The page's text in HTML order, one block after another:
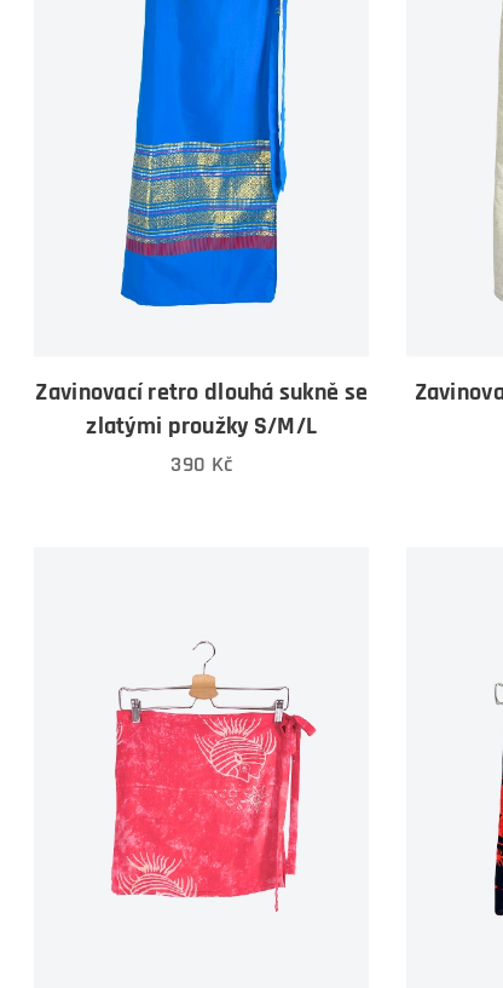
Zavinovací retro dlouhá sukně se
zlatými proužky S/M/L
390 Kč